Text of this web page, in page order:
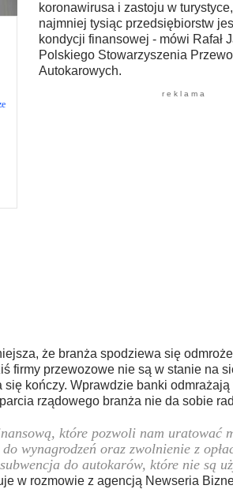
koronawirusa i zastoju w
najmniej tysiąc przedsiębiorstw
kondycji finansowej - mówi Rafał
Polskiego Stowarzyszenia
Autokarowych.
r e k l a m a
że branża spodziewa się
firmy przewozowe nie są w stanie na
się kończy. Wprawdzie banki
rządowego branża nie da sobie
które pozwoli nam uratować
wynagrodzeń oraz zwolnienie z
do autokarów, które nie są
w rozmowie z agencją Newseria